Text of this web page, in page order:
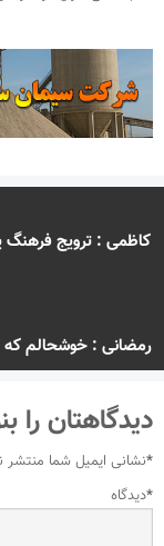
کاظمی : ترویج فرهنگ
رمضانی : خوشحالم که
دیدگاهتان را
نشانی ایمیل شما*
دیدگاه*